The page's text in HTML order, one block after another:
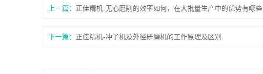
上一篇： 正佳精机-无心磨削的效率如何，在大批量生产中的优势有哪些
下一篇： 正佳精机-冲子机及外径研磨机的工作原理及区别